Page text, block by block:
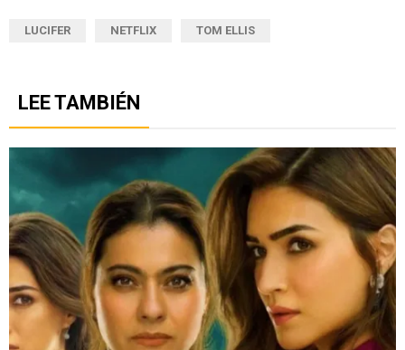
LUCIFER NETFLIX TOM ELLIS
LEE TAMBIÉN